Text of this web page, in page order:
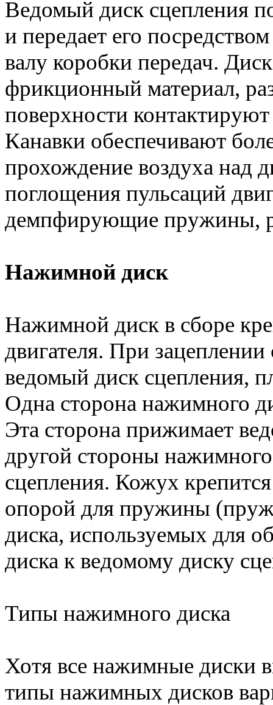
Ведомый диск сцепления
и передает его
валу коробки передач.
фрикционный материал,
поверхности
Канавки обеспечивают
прохождение воздуха над
поглощения пульсаций
демпфирующие пружины,
Нажимной диск
Нажимной диск в сборе
двигателя. При
ведомый диск сцепления,
Одна сторона нажимного
Эта сторона прижимает
другой стороны
сцепления. Кожух
опорой для пружины
диска, используемых для
диска к ведомому диску
Типы нажимного диска
Хотя все нажимные диски
типы нажимных дисков